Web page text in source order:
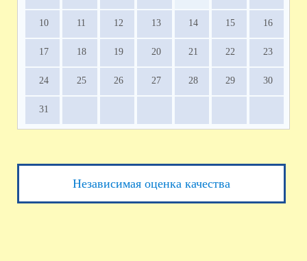
10 11 12 13 14 15 16
17 18 19 20 21 22 23
24 25 26 27 28 29 30
31
Независимая оценка качества